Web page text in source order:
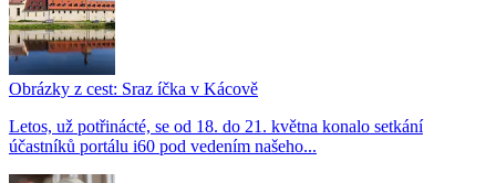
Obrázky z cest: Sraz íčka v Kácově
Letos, už potřinácté, se od 18. do 21. května konalo setkání
účastníků portálu i60 pod vedením našeho...